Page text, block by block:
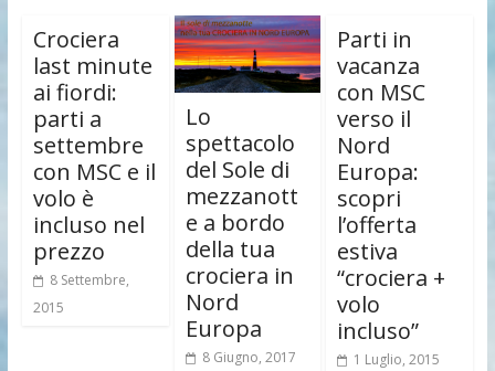
Crociera
last minute
ai fiordi:
parti a
settembre
con MSC e il
volo è
incluso nel
prezzo
8 Settembre,
2015
Lo
spettacolo
del Sole di
mezzanott
e a bordo
della tua
crociera in
Nord
Europa
8 Giugno, 2017
Parti in
vacanza
con MSC
verso il
Nord
Europa:
scopri
l’offerta
estiva
“crociera +
volo
incluso”
1 Luglio, 2015